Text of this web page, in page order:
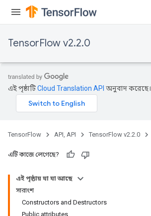
TensorFlow v2.2.0
এই পৃষ্ঠাটিCloud Translation API অনুবাদ করেছে।
TensorFlow API, API TensorFlow v2.2.0
এটি কাজে লেগেছে?
এই পৃষ্ঠায় যা যা আছে
সারাংশ
Constructors and Destructors
Public attributes